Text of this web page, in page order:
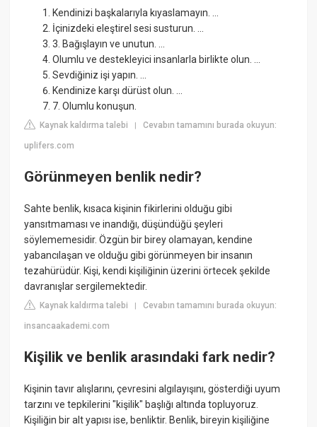
Kendinizi başkalarıyla kıyaslamayın. ...
İçinizdeki eleştirel sesi susturun. ...
3. Bağışlayın ve unutun. ...
Olumlu ve destekleyici insanlarla birlikte olun. ...
Sevdiğiniz işi yapın. ...
Kendinize karşı dürüst olun. ...
7. Olumlu konuşun.
Kaynak kaldırma talebi |Cevabın tamamını burada okuyun:
uplifers.com
Görünmeyen benlik nedir?
Sahte benlik, kısaca kişinin fikirlerini olduğu gibi
yansıtmaması ve inandığı, düşündüğü şeyleri
söylememesidir. Özgün bir birey olamayan, kendine
yabancılaşan ve olduğu gibi görünmeyen bir insanın
tezahürüdür. Kişi, kendi kişiliğinin üzerini örtecek şekilde
davranışlar sergilemektedir.
Kaynak kaldırma talebi |Cevabın tamamını burada okuyun:
insancaakademi.com
Kişilik ve benlik arasındaki fark nedir?
Kişinin tavır alışlarını, çevresini algılayışını, gösterdiği uyum
tarzını ve tepkilerini "kişilik" başlığı altında topluyoruz.
Kişiliğin bir alt yapısı ise, benliktir. Benlik, bireyin kişiliğine